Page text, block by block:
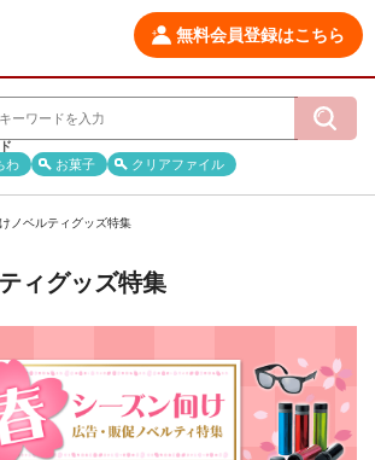
無料会員登録はこちら
わ お菓子 クリアファイル
ノベルティグッズ特集
ィグッズ特集